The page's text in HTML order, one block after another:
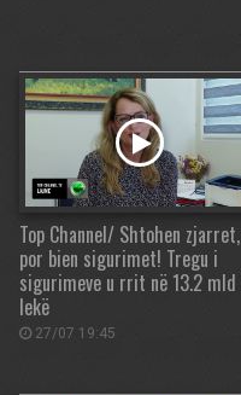
Top Channel/ Shtohen zjarret,
por bien sigurimet! Tregu i
sigurimeve u rrit në 13.2 mld
lekë
27/07 19:45